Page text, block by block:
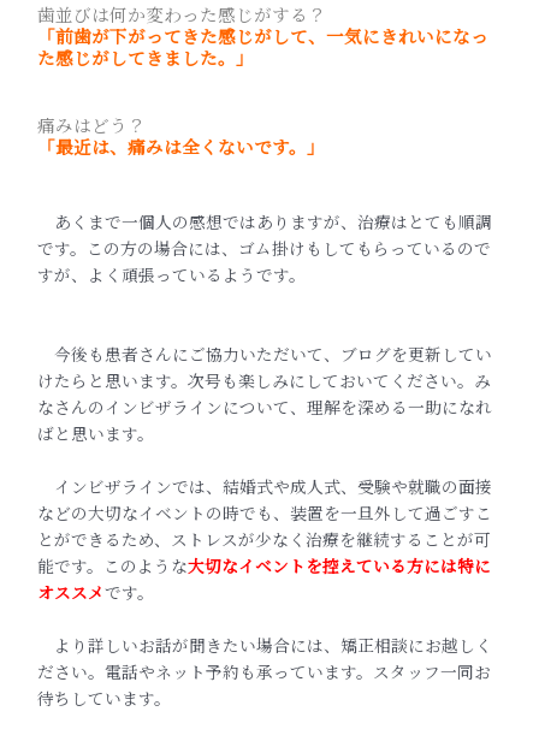
歯並びは何か変わった感じがする？
「前歯が下がってきた感じがして、一気にきれいになっ
た感じがしてきました。」
痛みはどう？
「最近は、痛みは全くないです。」
あくまで一個人の感想ではありますが、治療はとても順調
です。この方の場合には、ゴム掛けもしてもらっているので
すが、よく頑張っているようです。
今後も患者さんにご協力いただいて、ブログを更新してい
けたらと思います。次号も楽しみにしておいてください。み
なさんのインビザラインについて、理解を深める一助になれ
ばと思います。
インビザラインでは、結婚式や成人式、受験や就職の面接
などの大切なイベントの時でも、装置を一旦外して過ごすこ
とができるため、ストレスが少なく治療を継続することが可
能です。このような大切なイベントを控えている方には特に
オススメです。
より詳しいお話が聞きたい場合には、矯正相談にお越しく
ださい。電話やネット予約も承っています。スタッフ一同お
待ちしています。